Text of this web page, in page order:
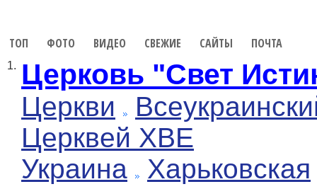
ТОП ФОТО ВИДЕО СВЕЖИЕ САЙТЫ ПОЧТА
1. Церковь "Свет
Церкви
Церквей ХВЕ
Украина
Харьковская